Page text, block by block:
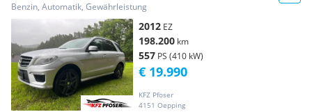
Benzin, Automatik, Gewährleistung
2012 EZ
198.200 km
557 PS (410 kW)
KFZ Pfoser
4151 Oepping
€ 19.990